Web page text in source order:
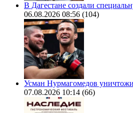
В Дагестане создали
06.08.2026 08:56 (104)
Усман Нурмагомедов
07.08.2026 10:14 (66)